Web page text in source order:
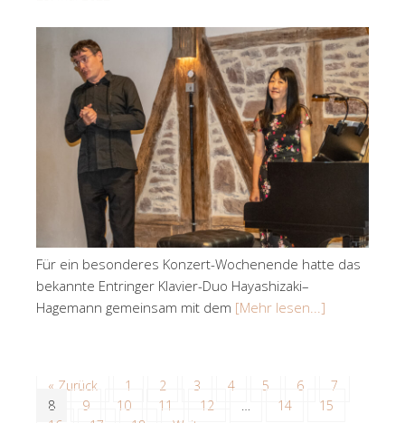
Für ein besonderes Konzert-Wochenende hatte das
bekannte Entringer Klavier-Duo Hayashizaki–
Hagemann gemeinsam mit dem [Mehr lesen...]
« Zurück 1 2 3 4 5 6
7
8
9 10 11 12 … 14
15